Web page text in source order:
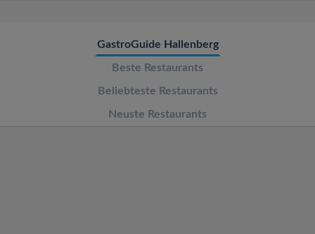
GastroGuide Hallenberg
Beste Restaurants
Beliebteste Restaurants
Neuste Restaurants